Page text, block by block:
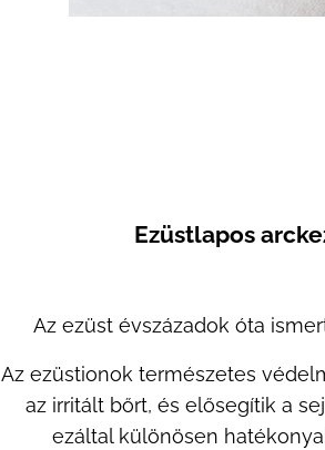
Ezüstlapos
Az ezüst évszázadok óta
Az ezüstionok természetes
az irritált bőrt, és elősegítik a
ezáltal különösen